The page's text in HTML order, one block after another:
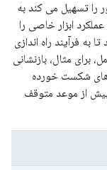
را تسهیل می کند به
ابزار خاصی را
به فرآیند راه اندازی
برای مثال، بازنشانی
شکست خورده
پیش از موعد متوقف